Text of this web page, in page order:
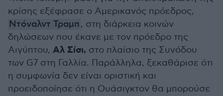
κρίσης εξέφρασε ο Αμερικανός πρόεδρος,
Ντόναλντ Τραμπ , στη διάρκεια κοινών
δηλώσεων που έκανε με τον πρόεδρο της
Αιγύπτου, Αλ Σίσι, στο πλαίσιο της Συνόδου
των G7 στη Γαλλία. Παράλληλα, ξεκαθάρισε ότι
η συμφωνία δεν είναι οριστική και
προειδοποίησε ότι η Ουάσιγκτον θα μπορούσε